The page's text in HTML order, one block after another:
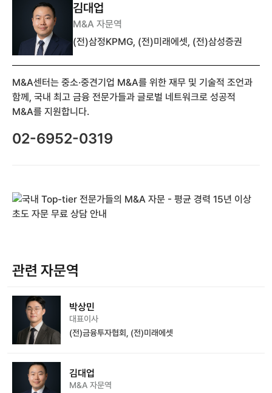
김대업
M&A 자문역
(전)삼정KPMG, (전)미래에셋, (전)삼성증권
M&A센터는 중소·중견기업 M&A를 위한 재무 및 기술적 조언과
함께, 국내 최고 금융 전문가들과 글로벌 네트워크로 성공적
M&A를 지원합니다.
02-6952-0319
관련 자문역
박상민
대표이사
(전)금융투자협회, (전)미래에셋
김대업
M&A 자문역